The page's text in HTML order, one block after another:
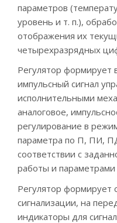
параметров
уровень и т. п.),
отображения их
четырехразрядных
Регулятор формирует
импульсный сигнал
исполнительными
аналоговое,
регулирование в
параметра по П, ПИ,
соответствии с
работы и параметрами
Регулятор формирует
сигнализации, на
индикаторы для